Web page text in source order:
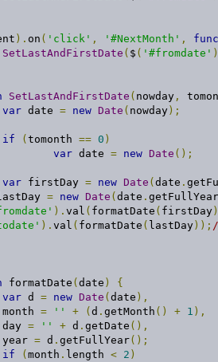
). on ( 'click' , '#NextMonth' ,
SetLastAndFirstDate ( $ ( '#fromdate'
SetLastAndFirstDate ( nowday ,
var date = new Date ( nowday );
if ( tomonth == 0 )
var date = new Date ();
var firstDay = new Date ( date .
= new Date ( date . getFullYear
). val ( formatDate ( firstDay
). val ( formatDate ( lastDay ));
formatDate ( date )
{
var d = new Date ( date ),
	month
= '' + ( d . getMonth () + 1 ),
	day
= '' + d . getDate (),
	year
= d . getFullYear();
if
( month . length < 2 )